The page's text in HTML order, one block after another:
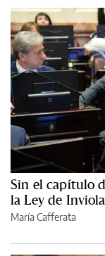
Sin el capítulo
la Ley de
María Cafferata